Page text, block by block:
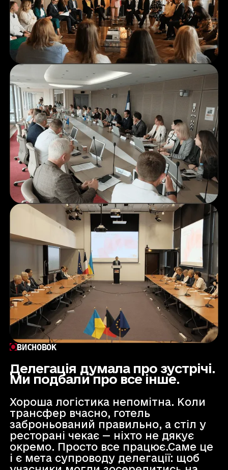
ВИСНОВОК
Делегація думала про зустрічі.
Ми подбали про все інше.
Хороша логістика непомітна. Коли
трансфер вчасно, готель
заброньований правильно, а стіл у
ресторані чекає — ніхто не дякує
окремо. Просто все працює.Саме це
і є мета супроводу делегації: щоб